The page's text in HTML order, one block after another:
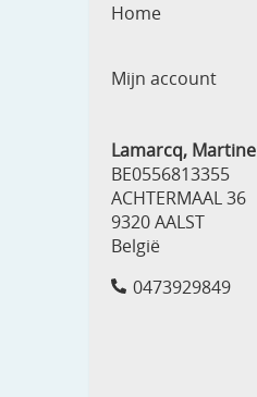
Home
Mijn account
Lamarcq, Martine
BE0556813355
ACHTERMAAL 36
9320 AALST
België
0473929849